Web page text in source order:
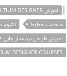
| آموزش ALTIUM DESIGNER
ضخامت خطوط
آلتیوم
آموزش طراحی برد مدار چاپی
DESIGNER COURSES